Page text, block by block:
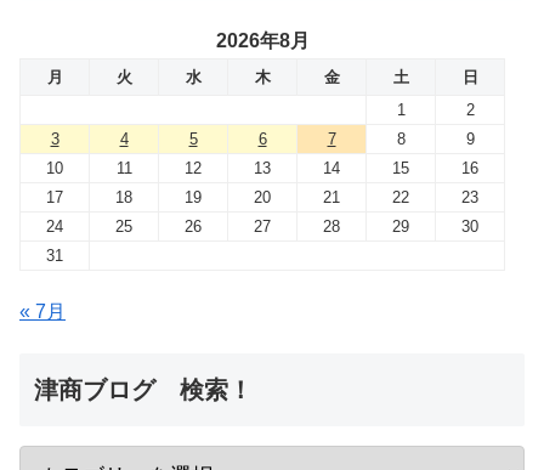
2026年8月
月 火 水 木 金 土
日
1
2
3
4 5 6 7 8
9
10
11 12 13 14 15
16
17
18 19 20 21 22
23
24
25 26 27 28 29
30
31
« 7月
津商ブログ 検索！